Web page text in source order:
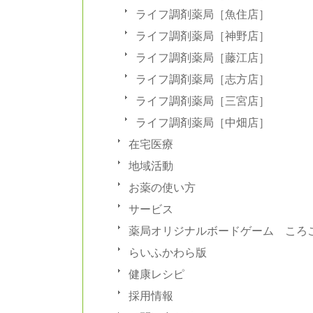
ライフ調剤薬局［魚住店］
ライフ調剤薬局［神野店］
ライフ調剤薬局［藤江店］
ライフ調剤薬局［志方店］
ライフ調剤薬局［三宮店］
ライフ調剤薬局［中畑店］
在宅医療
地域活動
お薬の使い方
サービス
薬局オリジナルボードゲーム ころ
らいふかわら版
健康レシピ
採用情報